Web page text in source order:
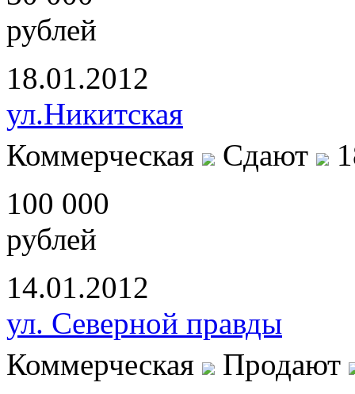
рублей
18.01.2012
ул.Никитская
Коммерческая
Сдают
100 000
рублей
14.01.2012
ул. Северной правды
Коммерческая
Продают